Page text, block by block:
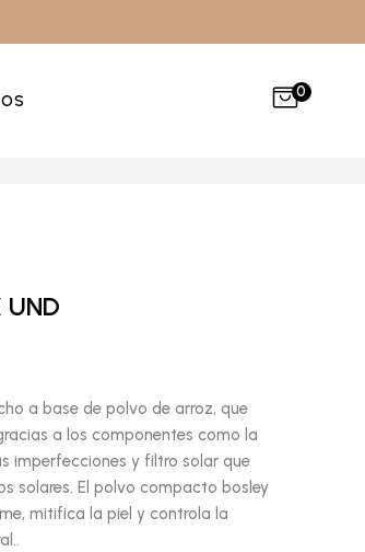
0
UND
a base de polvo de arroz, que
a los componentes como la
imperfecciones y filtro solar que
solares. El polvo compacto bosley
mitifica la piel y controla la